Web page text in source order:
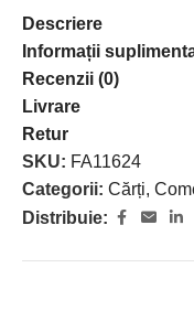
Descriere
Informații
Recenzii (0)
Livrare
Retur
SKU: FA11624
Categorii: Cărți,
Distribuie: